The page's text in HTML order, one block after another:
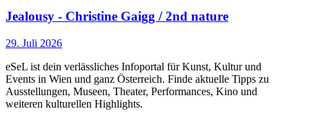
Jealousy - Christine Gaigg / 2nd nature
29. Juli 2026
eSeL ist dein verlässliches Infoportal für Kunst, Kultur und
Events in Wien und ganz Österreich. Finde aktuelle Tipps zu
Ausstellungen, Museen, Theater, Performances, Kino und
weiteren kulturellen Highlights.